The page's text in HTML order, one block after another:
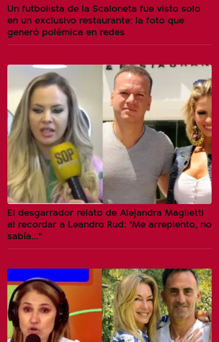
Un futbolista de la Scaloneta fue visto solo
en un exclusivo restaurante: la foto que
generó polémica en redes
El desgarrador relato de Alejandra Maglietti
al recordar a Leandro Rud: "Me arrepiento, no
sabía..."